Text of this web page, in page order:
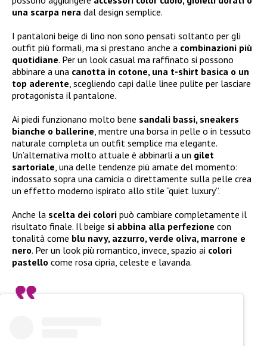
una scarpa nera dal design semplice.
I pantaloni beige di lino non sono pensati soltanto per gli
outfit più formali, ma si prestano anche a combinazioni più
quotidiane. Per un look casual ma raffinato si possono
abbinare a una canotta in cotone, una t-shirt basica o un
top aderente , scegliendo capi dalle linee pulite per lasciare
protagonista il pantalone.
Ai piedi funzionano molto bene sandali bassi, sneakers
bianche o ballerine , mentre una borsa in pelle o in tessuto
naturale completa un outfit semplice ma elegante.
Un’alternativa molto attuale è abbinarli a un gilet
sartoriale , una delle tendenze più amate del momento:
indossato sopra una camicia o direttamente sulla pelle crea
un effetto moderno ispirato allo stile “quiet luxury”.
Anche la scelta dei colori può cambiare completamente il
risultato finale. Il beige si abbina alla perfezione con
tonalità come blu navy, azzurro, verde oliva, marrone e
nero. Per un look più romantico, invece, spazio ai colori
pastello come rosa cipria, celeste e lavanda.